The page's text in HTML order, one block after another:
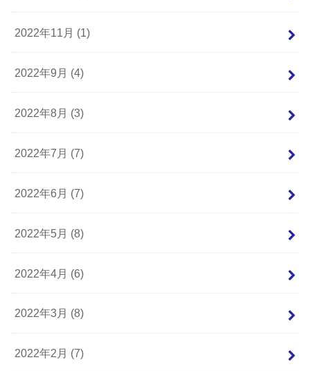
2022年11月 (1)
2022年9月 (4)
2022年8月 (3)
2022年7月 (7)
2022年6月 (7)
2022年5月 (8)
2022年4月 (6)
2022年3月 (8)
2022年2月 (7)